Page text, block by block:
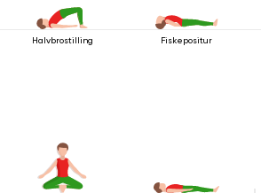
Halvbrostilling Fiskepositur